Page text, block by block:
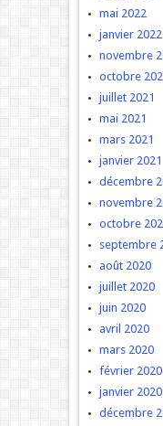
mai 2022
janvier 2022
novembre
octobre
juillet 2021
mai 2021
mars 2021
janvier 2021
décembre
novembre
octobre
septembre
août 2020
juillet 2020
juin 2020
avril 2020
mars 2020
février 2020
janvier 2020
décembre